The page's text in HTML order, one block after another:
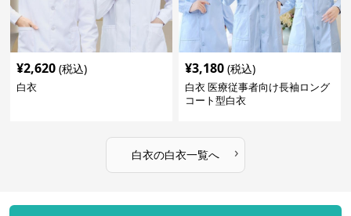
¥2,620 (税込)
白衣
¥3,180 (税込)
白衣 医療従事者向け長袖ロング
コート型白衣
白衣の白衣一覧へ ›